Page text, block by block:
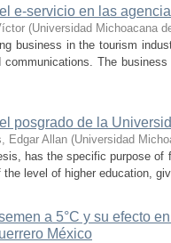
e-servicio en las
(Universidad Michoacana
business in the tourism
communications. The
posgrado de la
Edgar Allan (Universidad
has the specific purpose of
the level of higher education,
a 5°C y su efecto
México